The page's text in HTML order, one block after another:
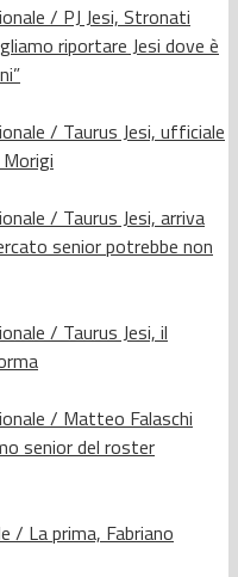
/ PJ Jesi, Stronati
riportare Jesi dove è
/ Taurus Jesi, ufficiale
Morigi
/ Taurus Jesi, arriva
senior potrebbe non
/ Taurus Jesi, il
/ Matteo Falaschi
senior del roster
/ La prima, Fabriano